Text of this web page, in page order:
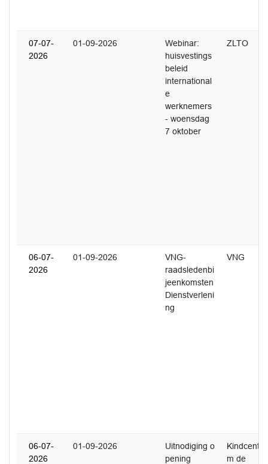
07-07-
2026
01-09-2026
Webinar:
huisvestings
beleid
international
e
werknemers
- woensdag
7 oktober
ZLTO
06-07-
2026
01-09-2026
VNG-
raadsledenbi
jeenkomsten
Dienstverleni
ng
VNG
06-07-
2026
01-09-2026
Uitnodiging o
pening
Kindcentru
m de